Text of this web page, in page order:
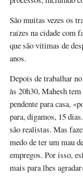
São muitas vezes os
raízes na cidade com
que são vítimas de
anos.
Depois de trabalhar
às 20h30, Mahesh
pendente para casa,
para, digamos, 15
são realistas. Mas
medo de ter um mau
empregos. Por isso,
mais para lhes